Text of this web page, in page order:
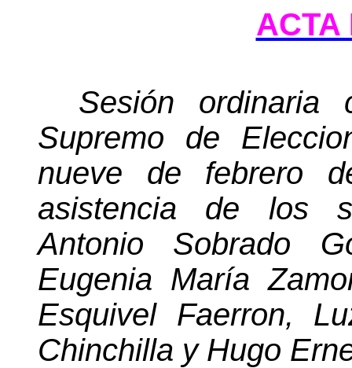
ACTA
Sesión ordinaria
Supremo de
nueve de febrero
asistencia de los
Antonio Sobrado
Eugenia María
Esquivel Faerron,
Chinchilla y Hugo